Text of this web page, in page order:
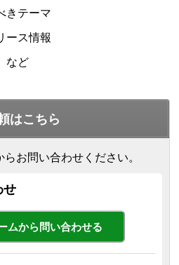
きテーマ
ース情報
など
はこちら
お問い合わせください。
せ
ムから問い合わせる